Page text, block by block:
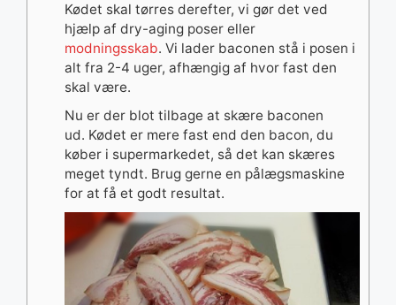
Kødet skal tørres derefter, vi gør det ved
hjælp af dry-aging poser eller
modningsskab. Vi lader baconen stå i posen i
alt fra 2-4 uger, afhængig af hvor fast den
skal være.
Nu er der blot tilbage at skære baconen
ud. Kødet er mere fast end den bacon, du
køber i supermarkedet, så det kan skæres
meget tyndt. Brug gerne en pålægsmaskine
for at få et godt resultat.